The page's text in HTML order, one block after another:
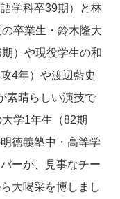
学科卒39期）と林
卒業生・鈴木隆大
）や現役学生の和
4年）や渡辺藍史
素晴らしい演技で
学1年生（82期
徳義塾中・高等学
ーが、見事なチー
大喝采を博しまし